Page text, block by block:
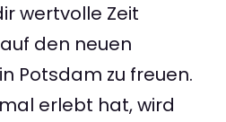
wertvolle Zeit
den neuen
Potsdam zu freuen.
erlebt hat, wird